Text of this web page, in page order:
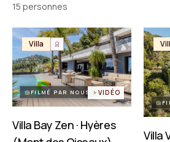
15 personnes
Villa
FILMÉ PAR NOUS VIDÉO
Villa Bay Zen · Hyères
Villa